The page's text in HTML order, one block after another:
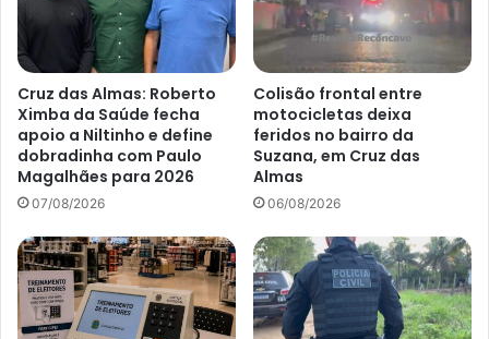
Cruz das Almas: Roberto
Ximba da Saúde fecha
apoio a Niltinho e define
dobradinha com Paulo
Magalhães para 2026
07/08/2026
Colisão frontal entre
motocicletas deixa
feridos no bairro da
Suzana, em Cruz das
Almas
06/08/2026